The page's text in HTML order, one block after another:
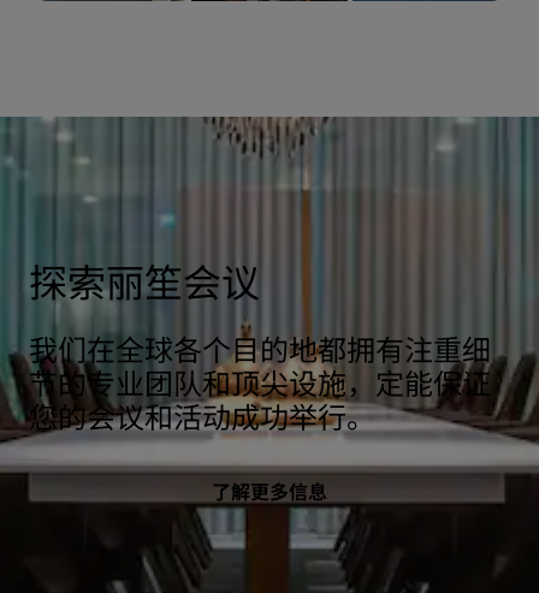
探索丽笙会议
我们在全球各个目的地都拥有注重细
节的专业团队和顶尖设施，定能保证
您的会议和活动成功举行。
了解更多信息